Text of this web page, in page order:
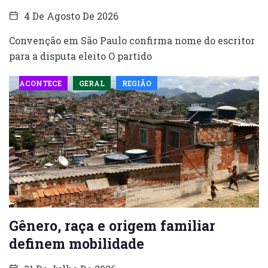
4 De Agosto De 2026
Convenção em São Paulo confirma nome do escritor
para a disputa eleito O partido
ACONTECE GERAL REGIÃO
Gênero, raça e origem familiar
definem mobilidade